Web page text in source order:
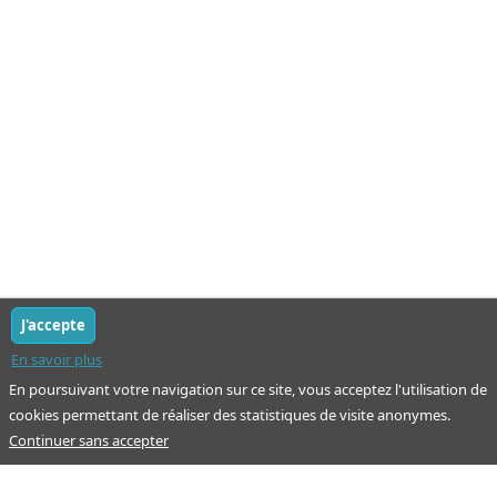
En poursuivant votre navigation sur ce site, vous acceptez l'utilisation de
cookies permettant de réaliser des statistiques de visite anonymes.
En savoir plus
J'accepte
Continuer sans accepter